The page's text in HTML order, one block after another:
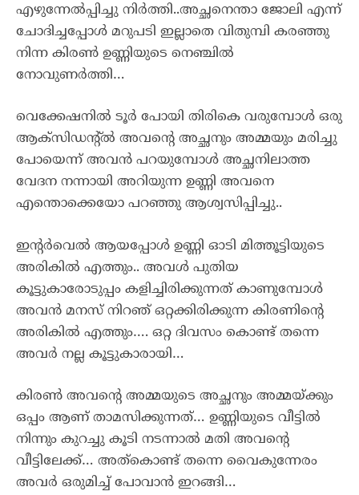
എഴുന്നേൽപ്പിച്ചു നിർത്തി..അച്ഛനെന്താ ജോലി എന്ന്
ചോദിച്ചപ്പോൾ മറുപടി ഇല്ലാതെ വിതുമ്പി കരഞ്ഞു
നിന്ന കിരൺ ഉണ്ണിയുടെ നെഞ്ചിൽ
നോവുണർത്തി…
വെക്കേഷനിൽ ടൂർ പോയി തിരികെ വരുമ്പോൾ ഒരു
ആക്‌സിഡന്റ്ൽ അവന്റെ അച്ഛനും അമ്മയും മരിച്ചു
പോയെന്ന് അവൻ പറയുമ്പോൾ അച്ഛനിലാത്ത
വേദന നന്നായി അറിയുന്ന ഉണ്ണി അവനെ
എന്തൊക്കെയോ പറഞ്ഞു ആശ്വസിപ്പിച്ചു..
ഇന്റർവെൽ ആയപ്പോൾ ഉണ്ണി ഓടി മിത്തൂട്ടിയുടെ
അരികിൽ എത്തും.. അവൾ പുതിയ
കൂട്ടുകാരോടുപ്പം കളിച്ചിരിക്കുന്നത് കാണുമ്പോൾ
അവൻ മനസ് നിറഞ് ഒറ്റക്കിരിക്കുന്ന കിരണിന്റെ
അരികിൽ എത്തും…. ഒറ്റ ദിവസം കൊണ്ട് തന്നെ
അവർ നല്ല കൂട്ടുകാരായി…
കിരൺ അവന്റെ അമ്മയുടെ അച്ഛനും അമ്മയ്ക്കും
ഒപ്പം ആണ് താമസിക്കുന്നത്… ഉണ്ണിയുടെ വീട്ടിൽ
നിന്നും കുറച്ചു കൂടി നടന്നാൽ മതി അവന്റെ
വീട്ടിലേക്ക്… അത്കൊണ്ട് തന്നെ വൈകുന്നേരം
അവർ ഒരുമിച്ച് പോവാൻ ഇറങ്ങി…